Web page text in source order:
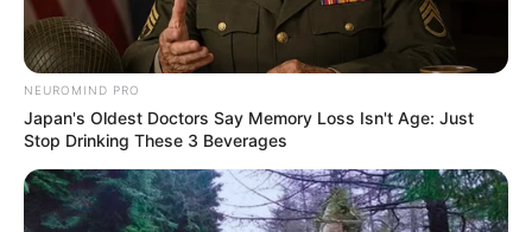
NEUROMIND PRO
Japan's Oldest Doctors Say Memory Loss Isn't Age: Just
Stop Drinking These 3 Beverages